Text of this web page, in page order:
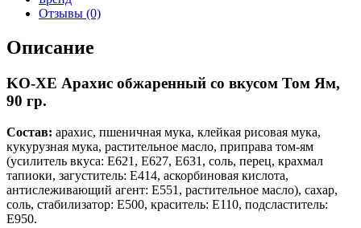
Отзывы (0)
Описание
KO-ХE Арахис обжаренный со вкусом Том Ям,
90 гр.
Состав: арахис, пшеничная мука, клейкая рисовая мука,
кукурузная мука, растительное масло, приправа том-ям
(усилитель вкуса: Е621, Е627, Е631, соль, перец, крахмал
тапиоки, загуститель: Е414, аскорбиновая кислота,
антислеживающий агент: Е551, растительное масло), сахар,
соль, стабилизатор: Е500, краситель: Е110, подсластитель:
Е950.